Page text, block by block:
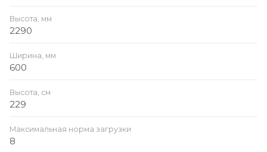
Высота, мм
2290
Ширина, мм
600
Высота, см
229
Максимальная норма загрузки
8